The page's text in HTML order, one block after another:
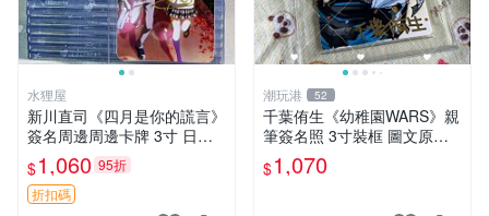
水狸屋
新川直司《四月是你的謊言》
簽名周邊周邊卡牌 3寸 日版
中古 默認微瑕 國內發貨 珍藏
紀念 四月是你的謊言 新川直
司 周邊
$1,060 95折
折扣碼
潮玩港 52
千葉侑生《幼稚園WARS》親
筆簽名照 3寸裝框 圖文原稿
嚴選 幼稚園WARS 簽名 照片
$1,070